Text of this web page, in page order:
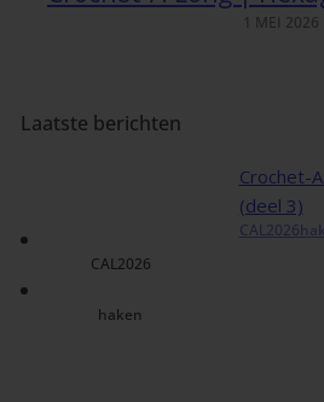
1 MEI 2026
Laatste berichten
CAL2026
haken
Crochet-
(deel 3)
CAL2026